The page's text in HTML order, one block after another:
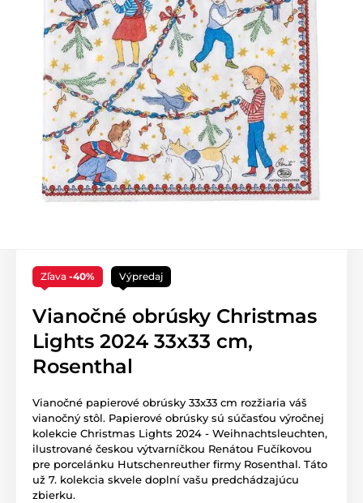
Zľava -40% Výpredaj
Vianočné obrúsky Christmas
Lights 2024 33x33 cm,
Rosenthal
Vianočné papierové obrúsky 33x33 cm rozžiaria váš
vianočný stôl. Papierové obrúsky sú súčasťou výročnej
kolekcie Christmas Lights 2024 - Weihnachtsleuchten,
ilustrované českou výtvarníčkou Renátou Fučíkovou
pre porcelánku Hutschenreuther firmy Rosenthal. Táto
už 7. kolekcia skvele doplní vašu predchádzajúcu
zbierku.